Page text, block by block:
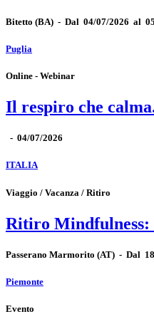
Bitetto (BA) - Dal 04/07/2026 al
Puglia
Online - Webinar
Il respiro che
- 04/07/2026
ITALIA
Viaggio / Vacanza / Ritiro
Ritiro Mindfulness:
Passerano Marmorito (AT) - Dal
Piemonte
Evento